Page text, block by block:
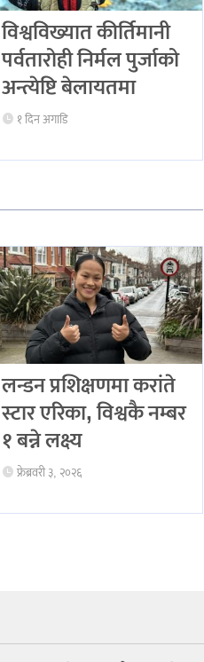
विश्वविख्यात कीर्तिमानी
पर्वतारोही निर्मल पुर्जाको
अन्त्येष्टि बेलायतमा
१ दिन अगाडि
लन्डन प्रशिक्षणमा करांते
स्टार एरिका, विश्वकै नम्बर
१ बन्ने लक्ष्य
फ्रेब्रवरी ३, २०२६